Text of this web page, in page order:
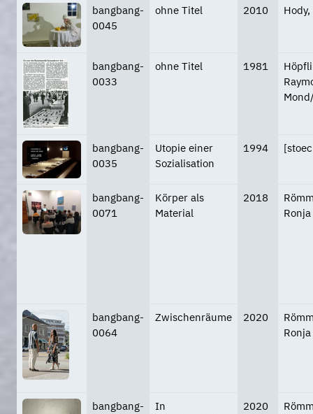
bangbang-
0045
ohne Titel 2010
bangbang-
0033
ohne Titel 1981
bangbang-
0035
Utopie einer
Sozialisation
1994
bangbang-
0071
Körper als
Material
2018
Ronja
bangbang-
0064
Zwischenräume 2020
Ronja
bangbang-
In
2020